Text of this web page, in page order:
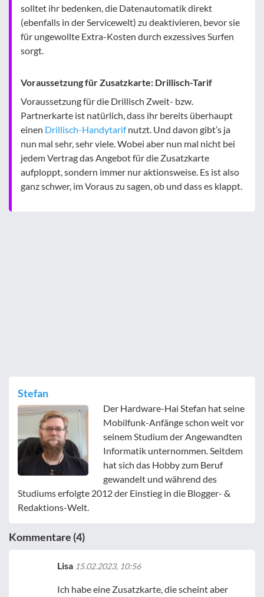
solltet ihr bedenken, die Datenautomatik direkt
(ebenfalls in der Servicewelt) zu deaktivieren, bevor sie
für ungewollte Extra-Kosten durch exzessives Surfen
sorgt.
Voraussetzung für Zusatzkarte: Drillisch-Tarif
Voraussetzung für die Drillisch Zweit- bzw.
Partnerkarte ist natürlich, dass ihr bereits überhaupt
einen Drillisch-Handytarifnutzt. Und davon gibt’s ja
nun mal sehr, sehr viele. Wobei aber nun mal nicht bei
jedem Vertrag das Angebot für die Zusatzkarte
aufploppt, sondern immer nur aktionsweise. Es ist also
ganz schwer, im Voraus zu sagen, ob und dass es klappt.
Stefan
Der Hardware-Hai Stefan hat seine
Mobilfunk-Anfänge schon weit vor
seinem Studium der Angewandten
Informatik unternommen. Seitdem
hat sich das Hobby zum Beruf
gewandelt und während des
Studiums erfolgte 2012 der Einstieg in die Blogger- &
Redaktions-Welt.
Kommentare (4)
Lisa 15.02.2023, 10:56
Ich habe eine Zusatzkarte, die scheint aber